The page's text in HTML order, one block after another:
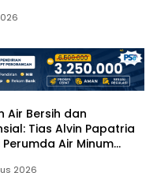
Air Bersih dan
Tias Alvin Papatria
Air Minum
2026